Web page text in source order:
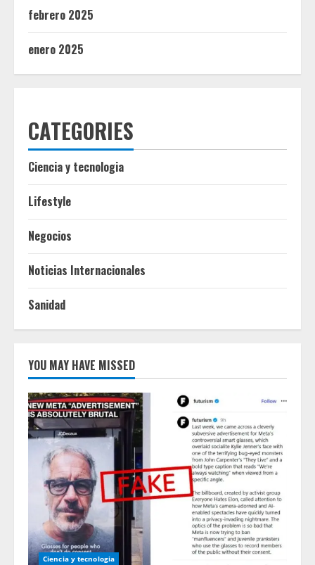
febrero 2025
enero 2025
CATEGORIES
Ciencia y tecnologia
Lifestyle
Negocios
Noticias Internacionales
Sanidad
YOU MAY HAVE MISSED
Ciencia y tecnologia